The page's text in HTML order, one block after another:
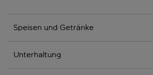
Speisen und Getränke
Unterhaltung